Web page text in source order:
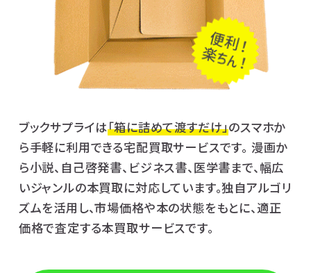
ブックサプライは「箱に詰めて渡すだけ」のスマホか
ら手軽に利用できる宅配買取サービスです。 漫画か
ら小説、自己啓発書、ビジネス書、医学書まで、幅広
いジャンルの本買取に対応しています。独自アルゴリ
ズムを活用し、市場価格や本の状態をもとに、適正
価格で査定する本買取サービスです。